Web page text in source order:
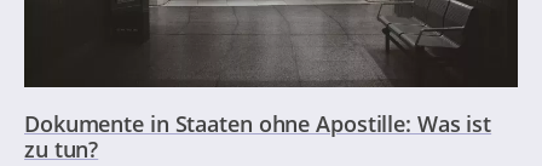
Dokumente in Staaten ohne Apostille: Was ist
zu tun?